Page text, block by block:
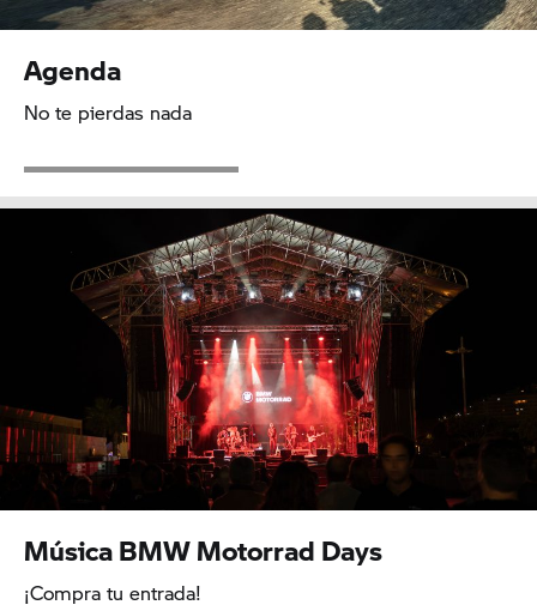
Agenda
No te pierdas nada
Música BMW Motorrad Days
¡Compra tu entrada!